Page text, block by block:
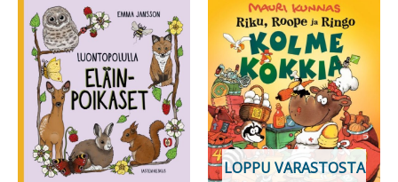
LOPPU VARASTOSTA